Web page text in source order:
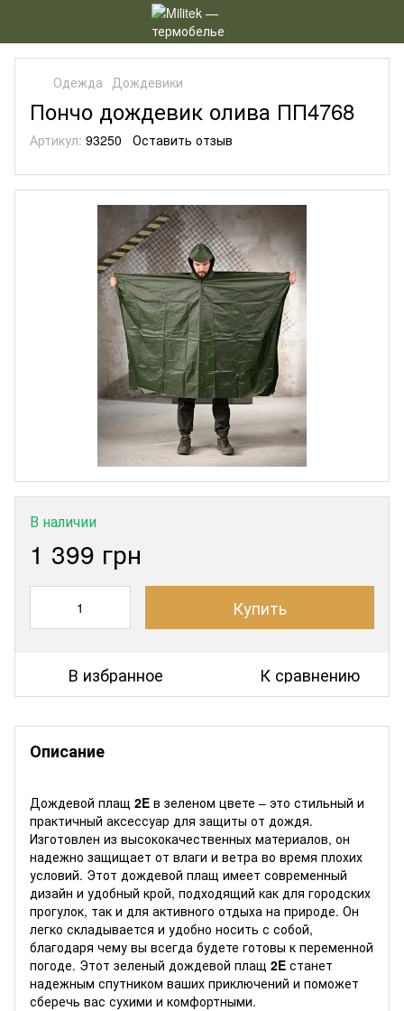
Одежда Дождевики
Пончо дождевик олива ПП4768
Артикул: 93250 Оставить отзыв
В наличии
1 399 грн
Купить
В избранное К сравнению
Описание
Дождевой плащ 2E в зеленом цвете – это стильный и
практичный аксессуар для защиты от дождя.
Изготовлен из высококачественных материалов, он
надежно защищает от влаги и ветра во время плохих
условий. Этот дождевой плащ имеет современный
дизайн и удобный крой, подходящий как для городских
прогулок, так и для активного отдыха на природе. Он
легко складывается и удобно носить с собой,
благодаря чему вы всегда будете готовы к переменной
погоде. Этот зеленый дождевой плащ 2E станет
надежным спутником ваших приключений и поможет
сберечь вас сухими и комфортными.